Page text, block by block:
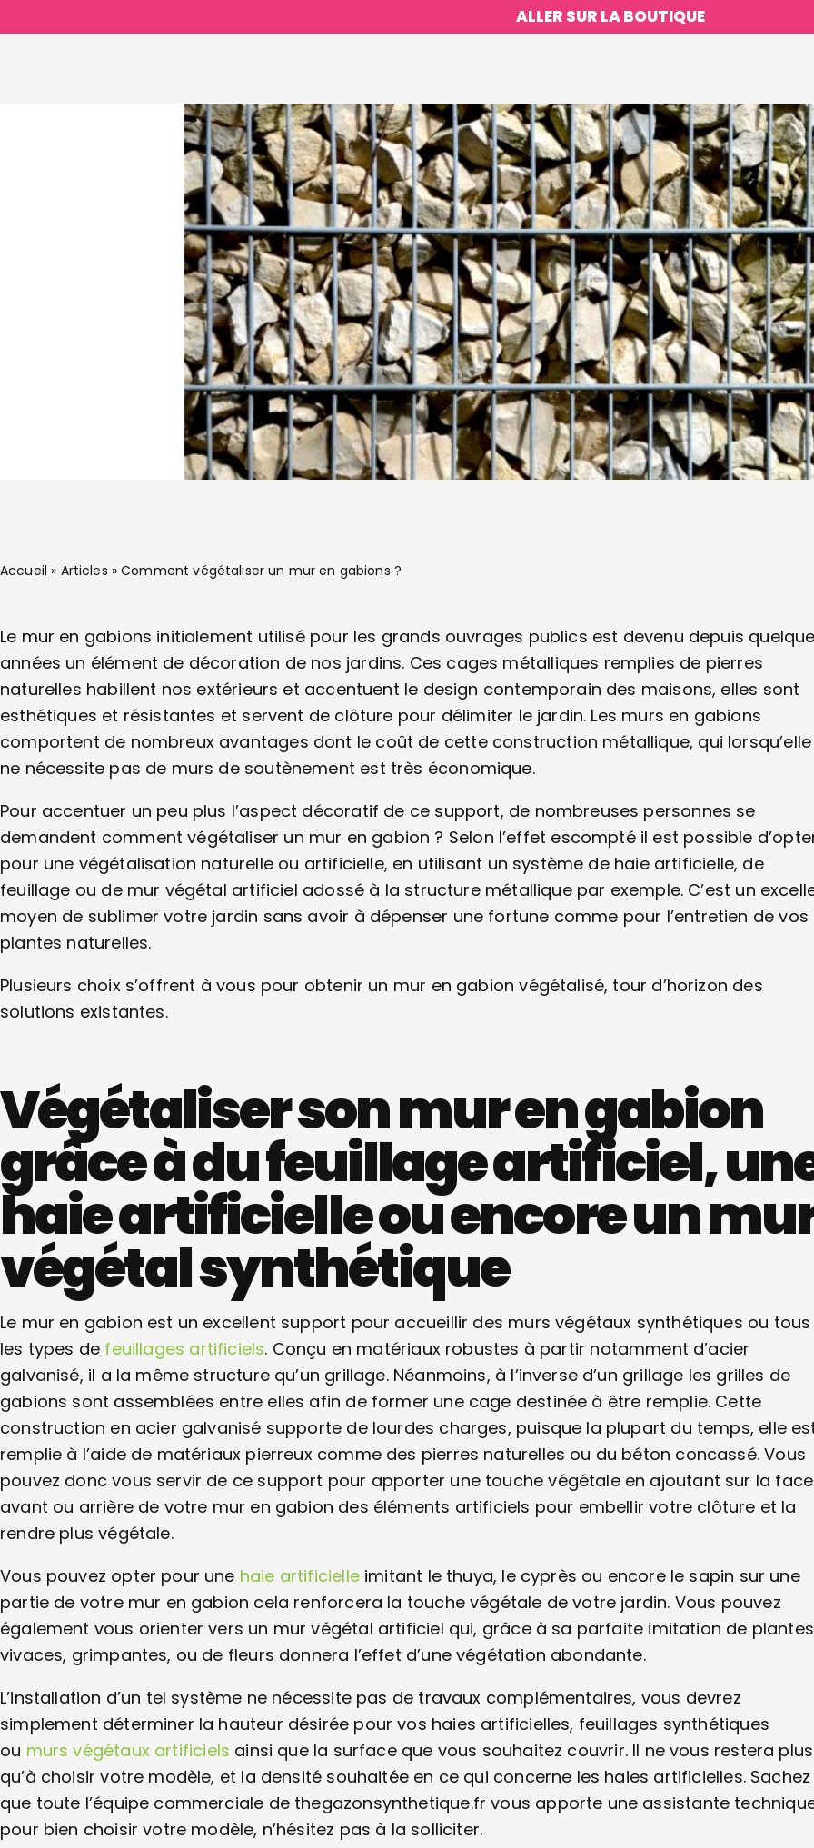
ALLER SUR LA BOUTIQUE
Accueil » Articles »Comment végétaliser un mur en gabions ?
Le mur en gabions initialement utilisé pour les grands ouvrages publics est devenu depuis
années un élément de décoration de nos jardins. Ces cages métalliques remplies de pierres
naturelles habillent nos extérieurs et accentuent le design contemporain des maisons, elles sont
esthétiques et résistantes et servent de clôture pour délimiter le jardin. Les murs en gabions
comportent de nombreux avantages dont le coût de cette construction métallique, qui lorsqu’elle
ne nécessite pas de murs de soutènement est très économique.
Pour accentuer un peu plus l’aspect décoratif de ce support, de nombreuses personnes se
demandent comment végétaliser un mur en gabion ? Selon l’effet escompté il est possible
pour une végétalisation naturelle ou artificielle, en utilisant un système de haie artificielle, de
feuillage ou de mur végétal artificiel adossé à la structure métallique par exemple. C’est un
moyen de sublimer votre jardin sans avoir à dépenser une fortune comme pour l’entretien de vos
plantes naturelles.
Plusieurs choix s’offrent à vous pour obtenir un mur en gabion végétalisé, tour d’horizon des
solutions existantes.
Végétaliser son mur en gabion
grâce à du feuillage artificiel,
haie artificielle ou encore un
végétal synthétique
Le mur en gabion est un excellent support pour accueillir des murs végétaux synthétiques ou tous
les types de feuillages artificiels. Conçu en matériaux robustes à partir notamment d’acier
galvanisé, il a la même structure qu’un grillage. Néanmoins, à l’inverse d’un grillage les grilles de
gabions sont assemblées entre elles afin de former une cage destinée à être remplie. Cette
construction en acier galvanisé supporte de lourdes charges, puisque la plupart du temps, elle
remplie à l’aide de matériaux pierreux comme des pierres naturelles ou du béton concassé. Vous
pouvez donc vous servir de ce support pour apporter une touche végétale en ajoutant sur la face
avant ou arrière de votre mur en gabion des éléments artificiels pour embellir votre clôture et la
rendre plus végétale.
Vous pouvez opter pour une haie artificielleimitant le thuya, le cyprès ou encore le sapin sur une
partie de votre mur en gabion cela renforcera la touche végétale de votre jardin. Vous pouvez
également vous orienter vers un mur végétal artificiel qui, grâce à sa parfaite imitation de plantes
vivaces, grimpantes, ou de fleurs donnera l’effet d’une végétation abondante.
L’installation d’un tel système ne nécessite pas de travaux complémentaires, vous devrez
simplement déterminer la hauteur désirée pour vos haies artificielles, feuillages synthétiques
ou murs végétaux artificiels ainsi que la surface que vous souhaitez couvrir. Il ne vous restera plus
qu’à choisir votre modèle, et la densité souhaitée en ce qui concerne les haies artificielles. Sachez
que toute l’équipe commerciale de thegazonsynthetique.fr vous apporte une assistante
pour bien choisir votre modèle, n’hésitez pas à la solliciter.